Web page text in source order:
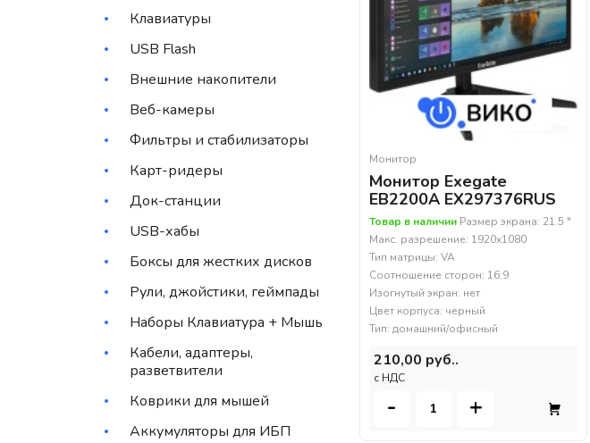
Клавиатуры
USB Flash
Внешние накопители
Веб-камеры
Фильтры и стабилизаторы
Карт-ридеры
Док-станции
USB-хабы
Боксы для жестких дисков
Рули, джойстики, геймпады
Наборы Клавиатура + Мышь
Кабели, адаптеры,
разветвители
Коврики для мышей
Аккумуляторы для ИБП
Монитор
Монитор Exegate
EB2200A EX297376RUS
Товар в наличии Размер экрана: 21.5 "
Макс. разрешение: 1920x1080
Тип матрицы: VA
Соотношение сторон: 16:9
Изогнутый экран: нет
Цвет корпуса: черный
Тип: домашний/офисный
210,00 руб..
c НДС
- +